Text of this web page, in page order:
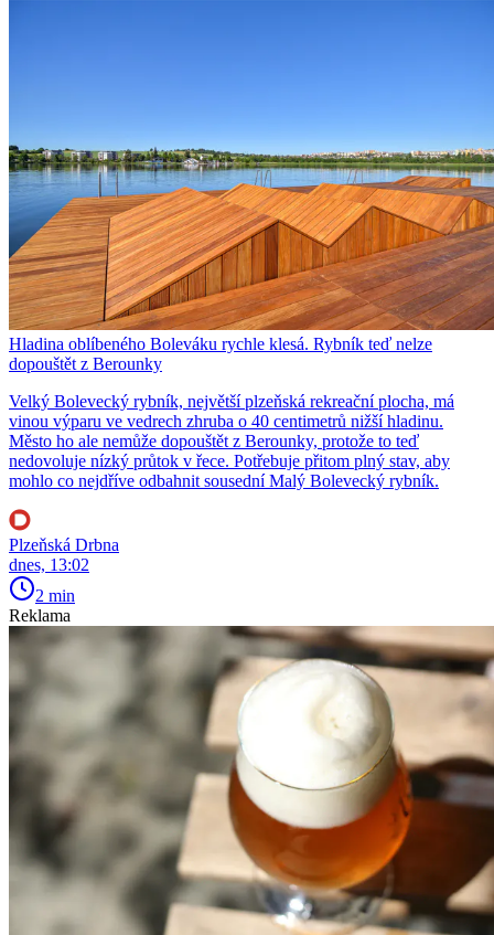
Hladina oblíbeného Boleváku rychle klesá. Rybník teď nelze
dopouštět z Berounky
Velký Bolevecký rybník, největší plzeňská rekreační plocha, má
vinou výparu ve vedrech zhruba o 40 centimetrů nižší hladinu.
Město ho ale nemůže dopouštět z Berounky, protože to teď
nedovoluje nízký průtok v řece. Potřebuje přitom plný stav, aby
mohlo co nejdříve odbahnit sousední Malý Bolevecký rybník.
Plzeňská Drbna
dnes, 13:02
2 min
Reklama